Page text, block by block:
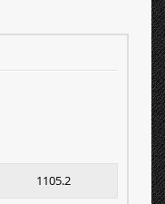
1105.2